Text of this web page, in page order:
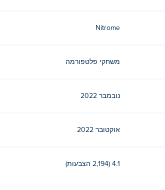
Nitrome
משחקי פלטפורמה
נובמבר 2022
אוקטובר 2022
4.1 (2,194 הצבעות)